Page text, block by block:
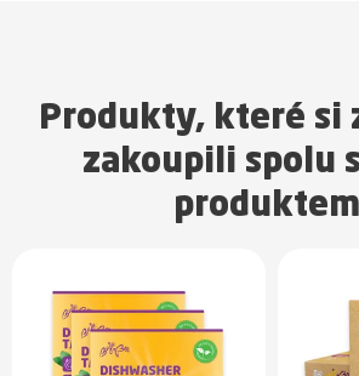
Produkty, které si
zakoupili spolu